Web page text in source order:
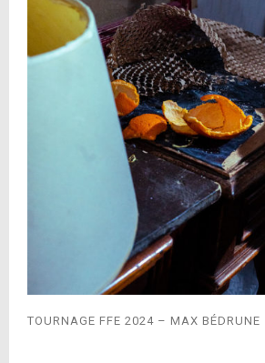
TOURNAGE FFE 2024 – MAX BÉDRUNE